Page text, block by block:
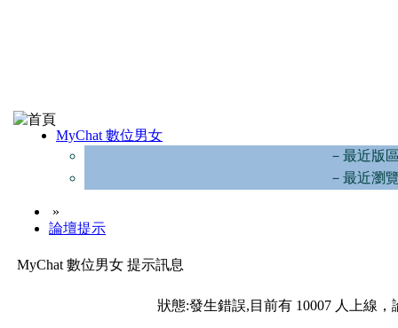
MyChat 數位男女
－最近版
－最近瀏
»
論壇提示
MyChat 數位男女 提示訊息
狀態:發生錯誤,目前有 10007 人上線